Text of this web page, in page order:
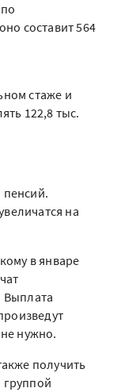
составит 564
стаже и
122,8 тыс.
на
в январе
Выплата
нужно.
получить